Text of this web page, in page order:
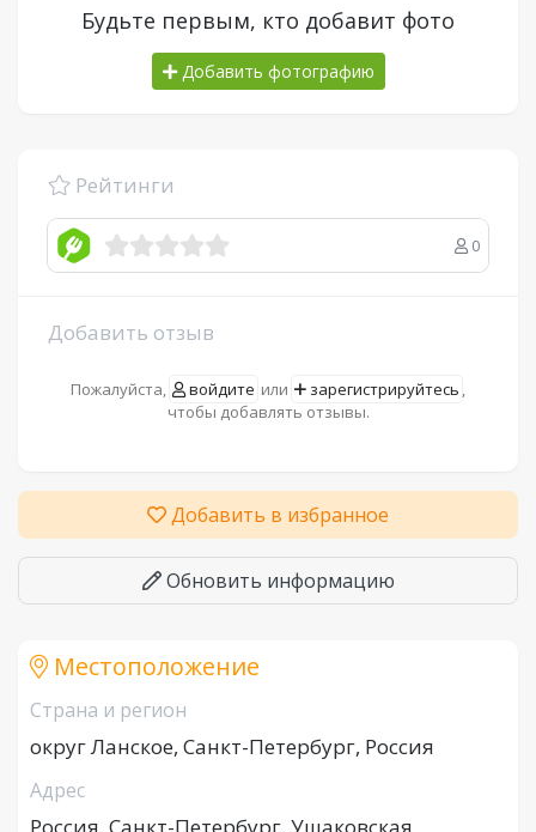
Будьте первым, кто добавит фото
Добавить фотографию
Рейтинги
0
Добавить отзыв
Пожалуйста, войдите или зарегистрируйтесь ,
чтобы добавлять отзывы.
Добавить в избранное
Обновить информацию
Местоположение
Страна и регион
округ Ланское, Санкт-Петербург, Россия
Адрес